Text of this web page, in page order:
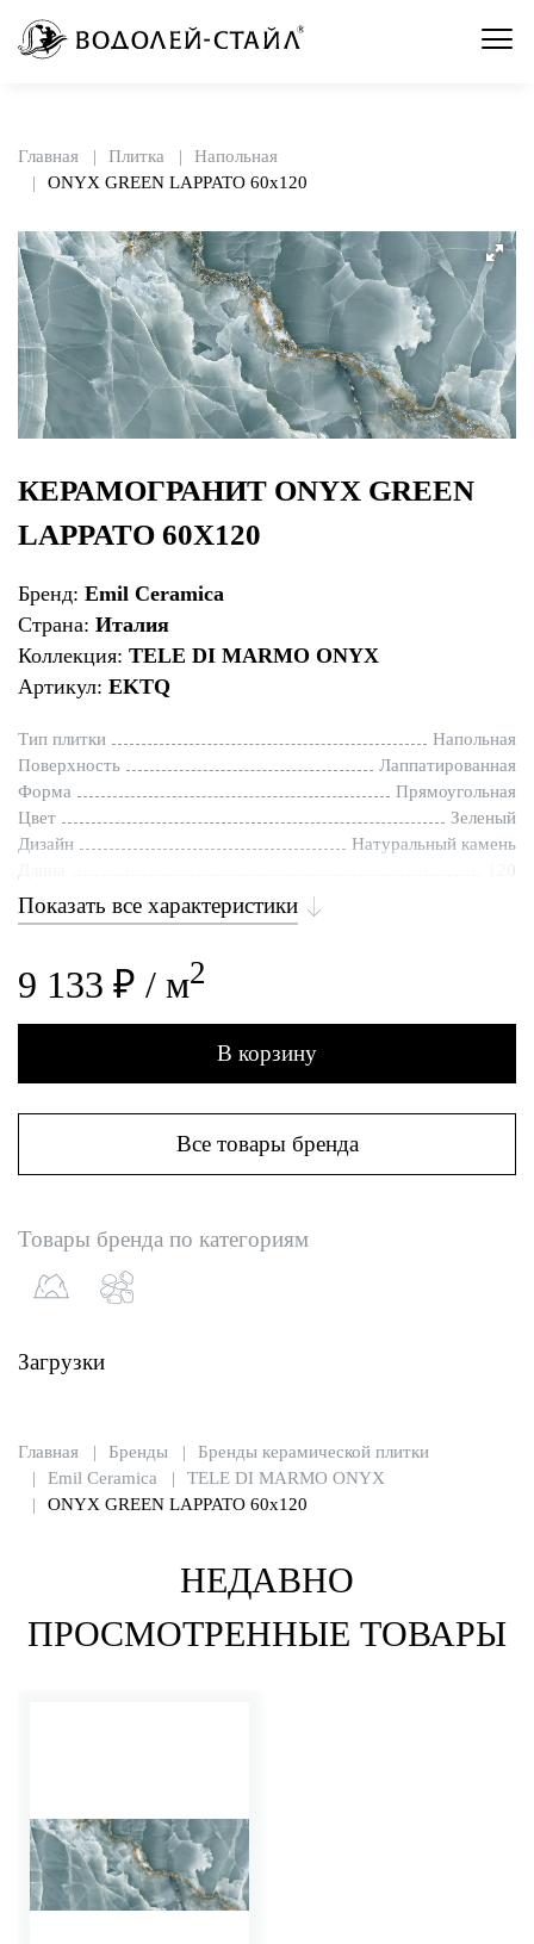
Главная Плитка
Напольная
ONYX GREEN LAPPATO 60x120
КЕРАМОГРАНИТ ONYX GREEN
LAPPATO 60X120
Бренд: Emil Ceramica
Страна: Италия
Коллекция: TELE DI MARMO ONYX
Артикул: EKTQ
Тип плитки
Напольная
Поверхность
Лаппатированная
Форма
Прямоугольная
Цвет
Зеленый
Дизайн
Натуральный камень
Показать все характеристики
9 133 ₽ / м2
В корзину
Все товары бренда
Товары бренда по категориям
Загрузки
Главная Бренды
Бренды керамической плитки
Emil Ceramica
TELE DI MARMO ONYX
ONYX GREEN LAPPATO 60x120
НЕДАВНО
ПРОСМОТРЕННЫЕ ТОВАРЫ